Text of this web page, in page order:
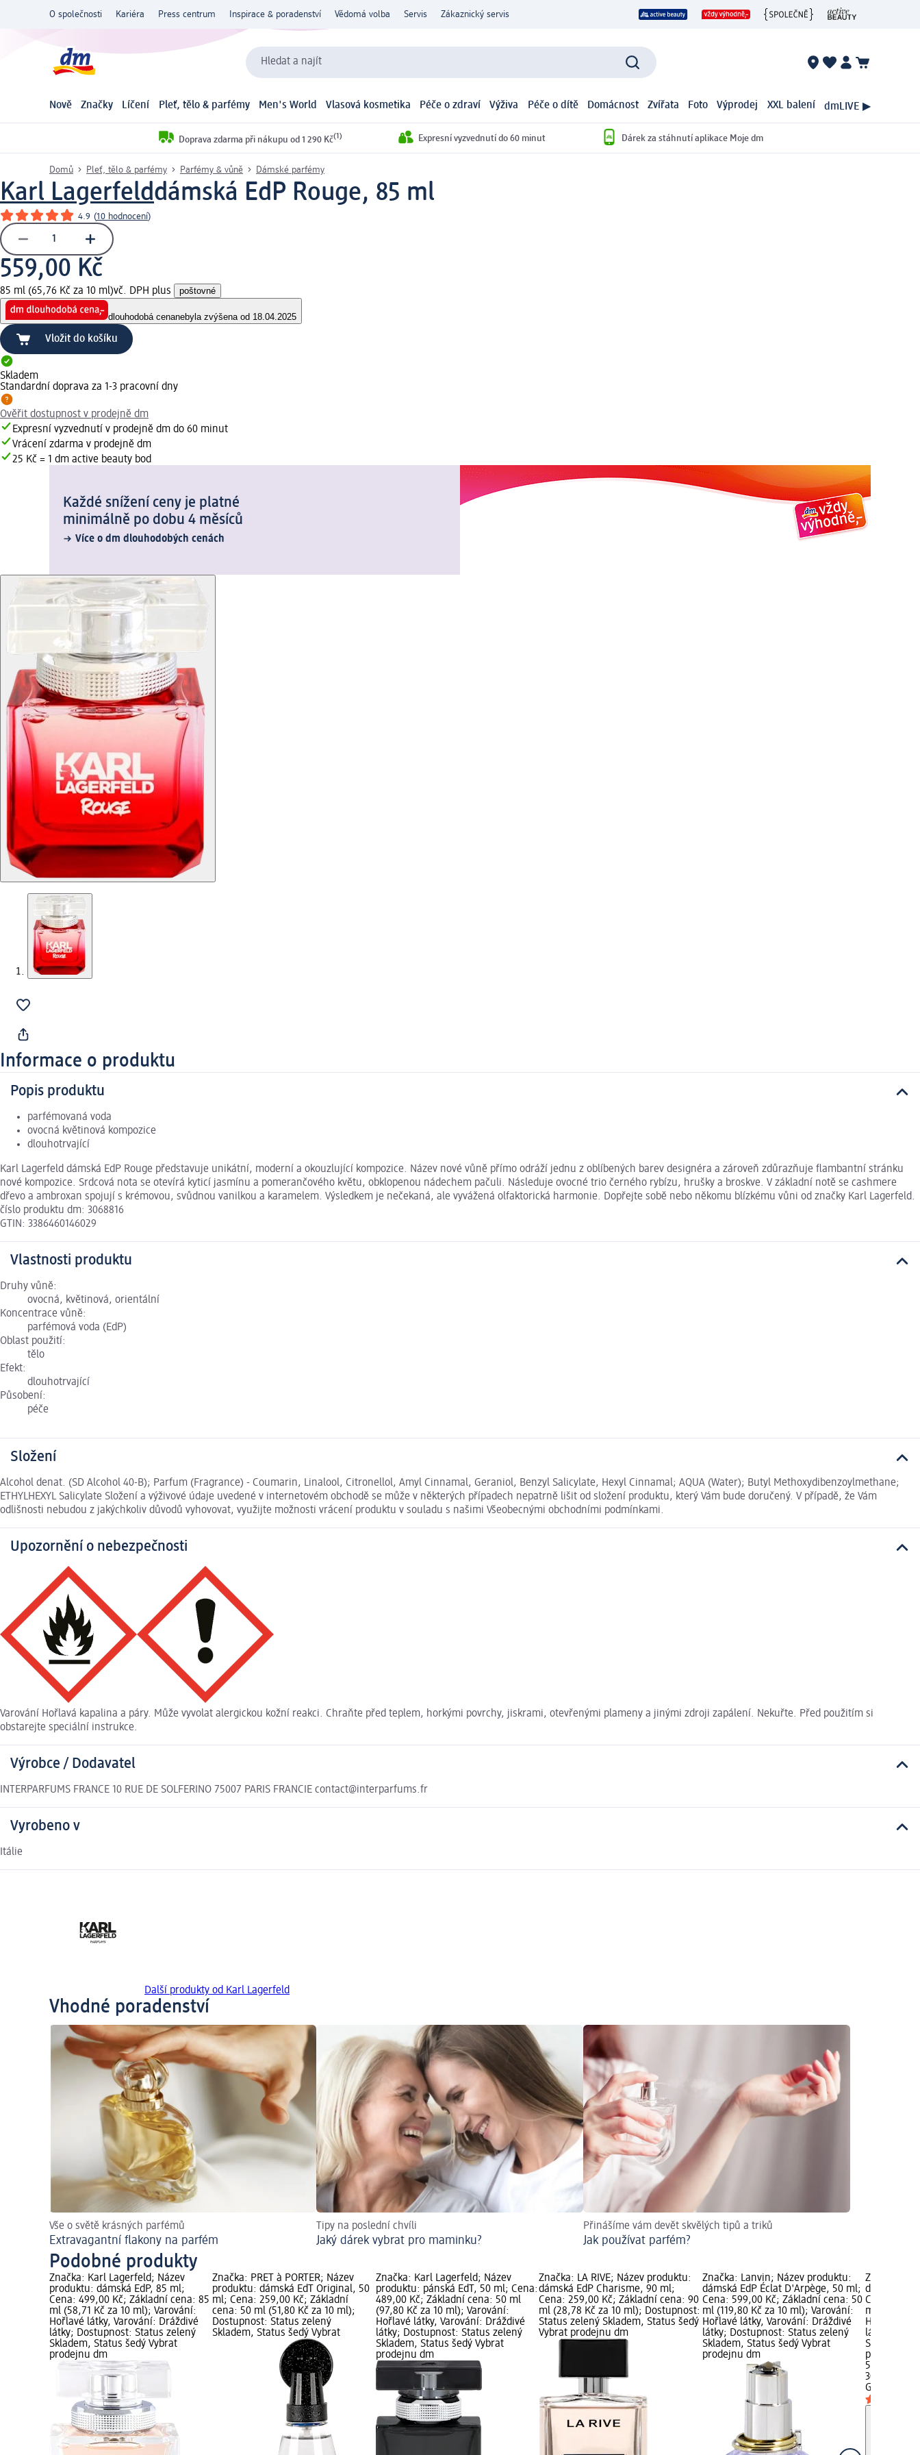
O společnosti Kariéra Press centrum Inspirace & poradenství Vědomá volba Servis Zákaznický servis
Hledat a najít
Nově Značky Líčení Pleť, tělo & parfémy Men's World Vlasová kosmetika Péče o zdraví Výživa Péče o dítě Domácnost Zvířata Foto Výprodej XXL balení dmLIVE ▶
Doprava zdarma při nákupu od 1 290 Kč(1) Expresní vyzvednutí do 60 minut Dárek za stáhnutí aplikace Moje dm
Domů Pleť, tělo & parfémy Parfémy & vůně Dámské parfémy
Karl Lagerfelddámská EdP Rouge, 85 ml
4.9 (10 hodnocení)
559,00 Kč
85 ml (65,76 Kč za 10 ml)vč. DPH plus poštovné
dlouhodobá cenanebyla zvýšena od 18.04.2025
Vložit do košíku
Skladem
Standardní doprava za 1-3 pracovní dny
Ověřit dostupnost v prodejně dm
Expresní vyzvednutí v prodejně dm do 60 minut
Vrácení zdarma v prodejně dm
25 Kč = 1 dm active beauty bod
Každé snížení ceny je platné
minimálně po dobu 4 měsíců
Více o dm dlouhodobých cenách
Informace o produktu
Popis produktu
parfémovaná voda
ovocná květinová kompozice
dlouhotrvající
Karl Lagerfeld dámská EdP Rouge představuje unikátní, moderní a okouzlující kompozice. Název nové vůně přímo odráží jednu z oblíbených barev designéra a zároveň zdůrazňuje flambantní stránku
nové kompozice. Srdcová nota se otevírá kyticí jasmínu a pomerančového květu, obklopenou nádechem pačuli. Následuje ovocné trio černého rybízu, hrušky a broskve. V základní notě se cashmere
dřevo a ambroxan spojují s krémovou, svůdnou vanilkou a karamelem. Výsledkem je nečekaná, ale vyvážená olfaktorická harmonie. Dopřejte sobě nebo někomu blízkému vůni od značky Karl Lagerfeld.
číslo produktu dm: 3068816
GTIN: 3386460146029
Vlastnosti produktu
Druhy vůně:
ovocná, květinová, orientální
Koncentrace vůně:
parfémová voda (EdP)
Oblast použití:
tělo
Efekt:
dlouhotrvající
Působení:
péče
Složení
Alcohol denat. (SD Alcohol 40-B); Parfum (Fragrance) - Coumarin, Linalool, Citronellol, Amyl Cinnamal, Geraniol, Benzyl Salicylate, Hexyl Cinnamal; AQUA (Water); Butyl Methoxydibenzoylmethane;
ETHYLHEXYL Salicylate Složení a výživové údaje uvedené v internetovém obchodě se může v některých případech nepatrně lišit od složení produktu, který Vám bude doručený. V případě, že Vám
odlišnosti nebudou z jakýchkoliv důvodů vyhovovat, využijte možnosti vrácení produktu v souladu s našimi Všeobecnými obchodními podmínkami.
Upozornění o nebezpečnosti
Varování Hořlavá kapalina a páry. Může vyvolat alergickou kožní reakci. Chraňte před teplem, horkými povrchy, jiskrami, otevřenými plameny a jinými zdroji zapálení. Nekuřte. Před použitím si
obstarejte speciální instrukce.
Výrobce / Dodavatel
INTERPARFUMS FRANCE 10 RUE DE SOLFERINO 75007 PARIS FRANCIE contact@interparfums.fr
Vyrobeno v
Itálie
Další produkty od Karl Lagerfeld
Vhodné poradenství
Vše o světě krásných parfémů
Extravagantní flakony na parfém
Tipy na poslední chvíli
Jaký dárek vybrat pro maminku?
Přinášíme vám devět skvělých tipů a triků
Jak používat parfém?
Podobné produkty
Značka: Karl Lagerfeld; Název
produktu: dámská EdP, 85 ml;
Cena: 499,00 Kč; Základní cena: 85
ml (58,71 Kč za 10 ml); Varování:
Hořlavé látky, Varování: Dráždivé
látky; Dostupnost: Status zelený
Skladem, Status šedý Vybrat
prodejnu dm
Značka: PRÊT à PORTER; Název
produktu: dámská EdT Original, 50
ml; Cena: 259,00 Kč; Základní
cena: 50 ml (51,80 Kč za 10 ml);
Dostupnost: Status zelený
Skladem, Status šedý Vybrat
Značka: Karl Lagerfeld; Název
produktu: pánská EdT, 50 ml; Cena:
489,00 Kč; Základní cena: 50 ml
(97,80 Kč za 10 ml); Varování:
Hořlavé látky, Varování: Dráždivé
látky; Dostupnost: Status zelený
Skladem, Status šedý Vybrat
prodejnu dm
Značka: LA RIVE; Název produktu:
dámská EdP Charisme, 90 ml;
Cena: 259,00 Kč; Základní cena: 90
ml (28,78 Kč za 10 ml); Dostupnost:
Status zelený Skladem, Status šedý
Vybrat prodejnu dm
Značka: Lanvin; Název produktu:
dámská EdP Éclat D'Arpège, 50 ml;
Cena: 599,00 Kč; Základní cena: 50
ml (119,80 Kč za 10 ml); Varování:
Hořlavé látky, Varování: Dráždivé
látky; Dostupnost: Status zelený
Skladem, Status šedý Vybrat
prodejnu dm
Značka:
dámská
Cena:
ml (199,67
Hořlavé
látky;
Skladem,
prodejnu
599,00 Kč
30 ml
Guess